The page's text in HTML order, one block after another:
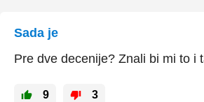
Sada je
Pre dve decenije? Znali bi mi to i
9 3